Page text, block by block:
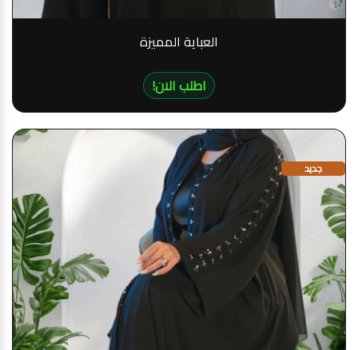
العباية المميزة
!اطلب الان
جديد